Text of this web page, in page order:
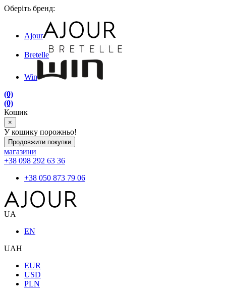
Оберіть бренд:
Ajour
Bretelle
Win
(0)
(0)
Кошик
×
У кошику порожньо!
Продовжити покупки
магазини
+38 098 292 63 36
+38 050 873 79 06
UA
EN
UAH
EUR
USD
PLN